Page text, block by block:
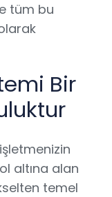
tüm bu
Bir
altına alan
temel